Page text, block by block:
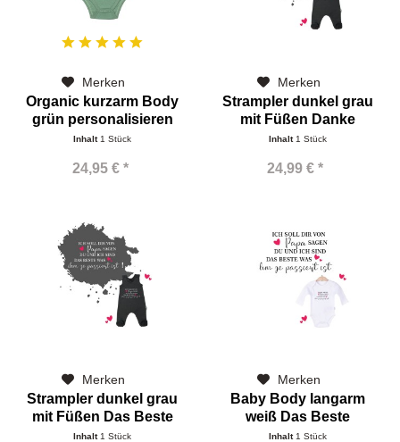
Merken
Organic kurzarm Body
grün personalisieren
Inhalt1 Stück
24,95 € *
Merken
Strampler dunkel grau
mit Füßen Danke
Inhalt1 Stück
24,99 € *
Merken
Strampler dunkel grau
mit Füßen Das Beste
Inhalt 1 Stück
Merken
Baby Body langarm
weiß Das Beste
Inhalt 1 Stück